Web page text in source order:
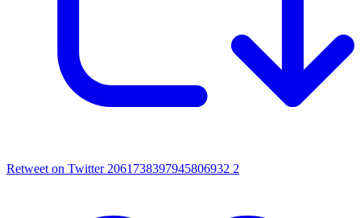
Retweet on Twitter 2061738397945806932 2